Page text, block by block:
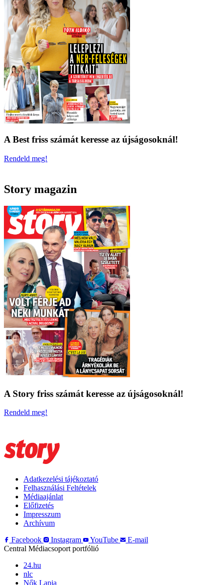
A Best friss számát keresse az újságosoknál!
Rendeld meg!
Story magazin
A Story friss számát keresse az újságosoknál!
Rendeld meg!
Adatkezelési tájékoztató
Felhasználási Feltételek
Médiaajánlat
Előfizetés
Impresszum
Archívum
Facebook
Instagram YouTube
E-mail
Central Médiacsoport portfólió
24.hu
nlc
Nők Lapja